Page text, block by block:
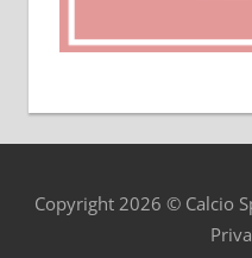
Copyright 2026 © Calcio